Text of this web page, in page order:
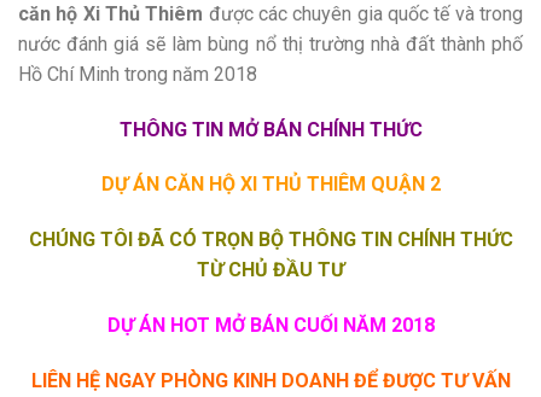
căn hộ Xi Thủ Thiêm được các chuyên gia quốc tế và trong
nước đánh giá sẽ làm bùng nổ thị trường nhà đất thành phố
Hồ Chí Minh trong năm 2018
THÔNG TIN MỞ BÁN CHÍNH THỨC
DỰ ÁN CĂN HỘ XI THỦ THIÊM QUẬN 2
CHÚNG TÔI ĐÃ CÓ TRỌN BỘ THÔNG TIN CHÍNH THỨC
TỪ CHỦ ĐẦU TƯ
DỰ ÁN HOT MỞ BÁN CUỐI NĂM 2018
LIÊN HỆ NGAY PHÒNG KINH DOANH ĐỂ ĐƯỢC TƯ VẤN